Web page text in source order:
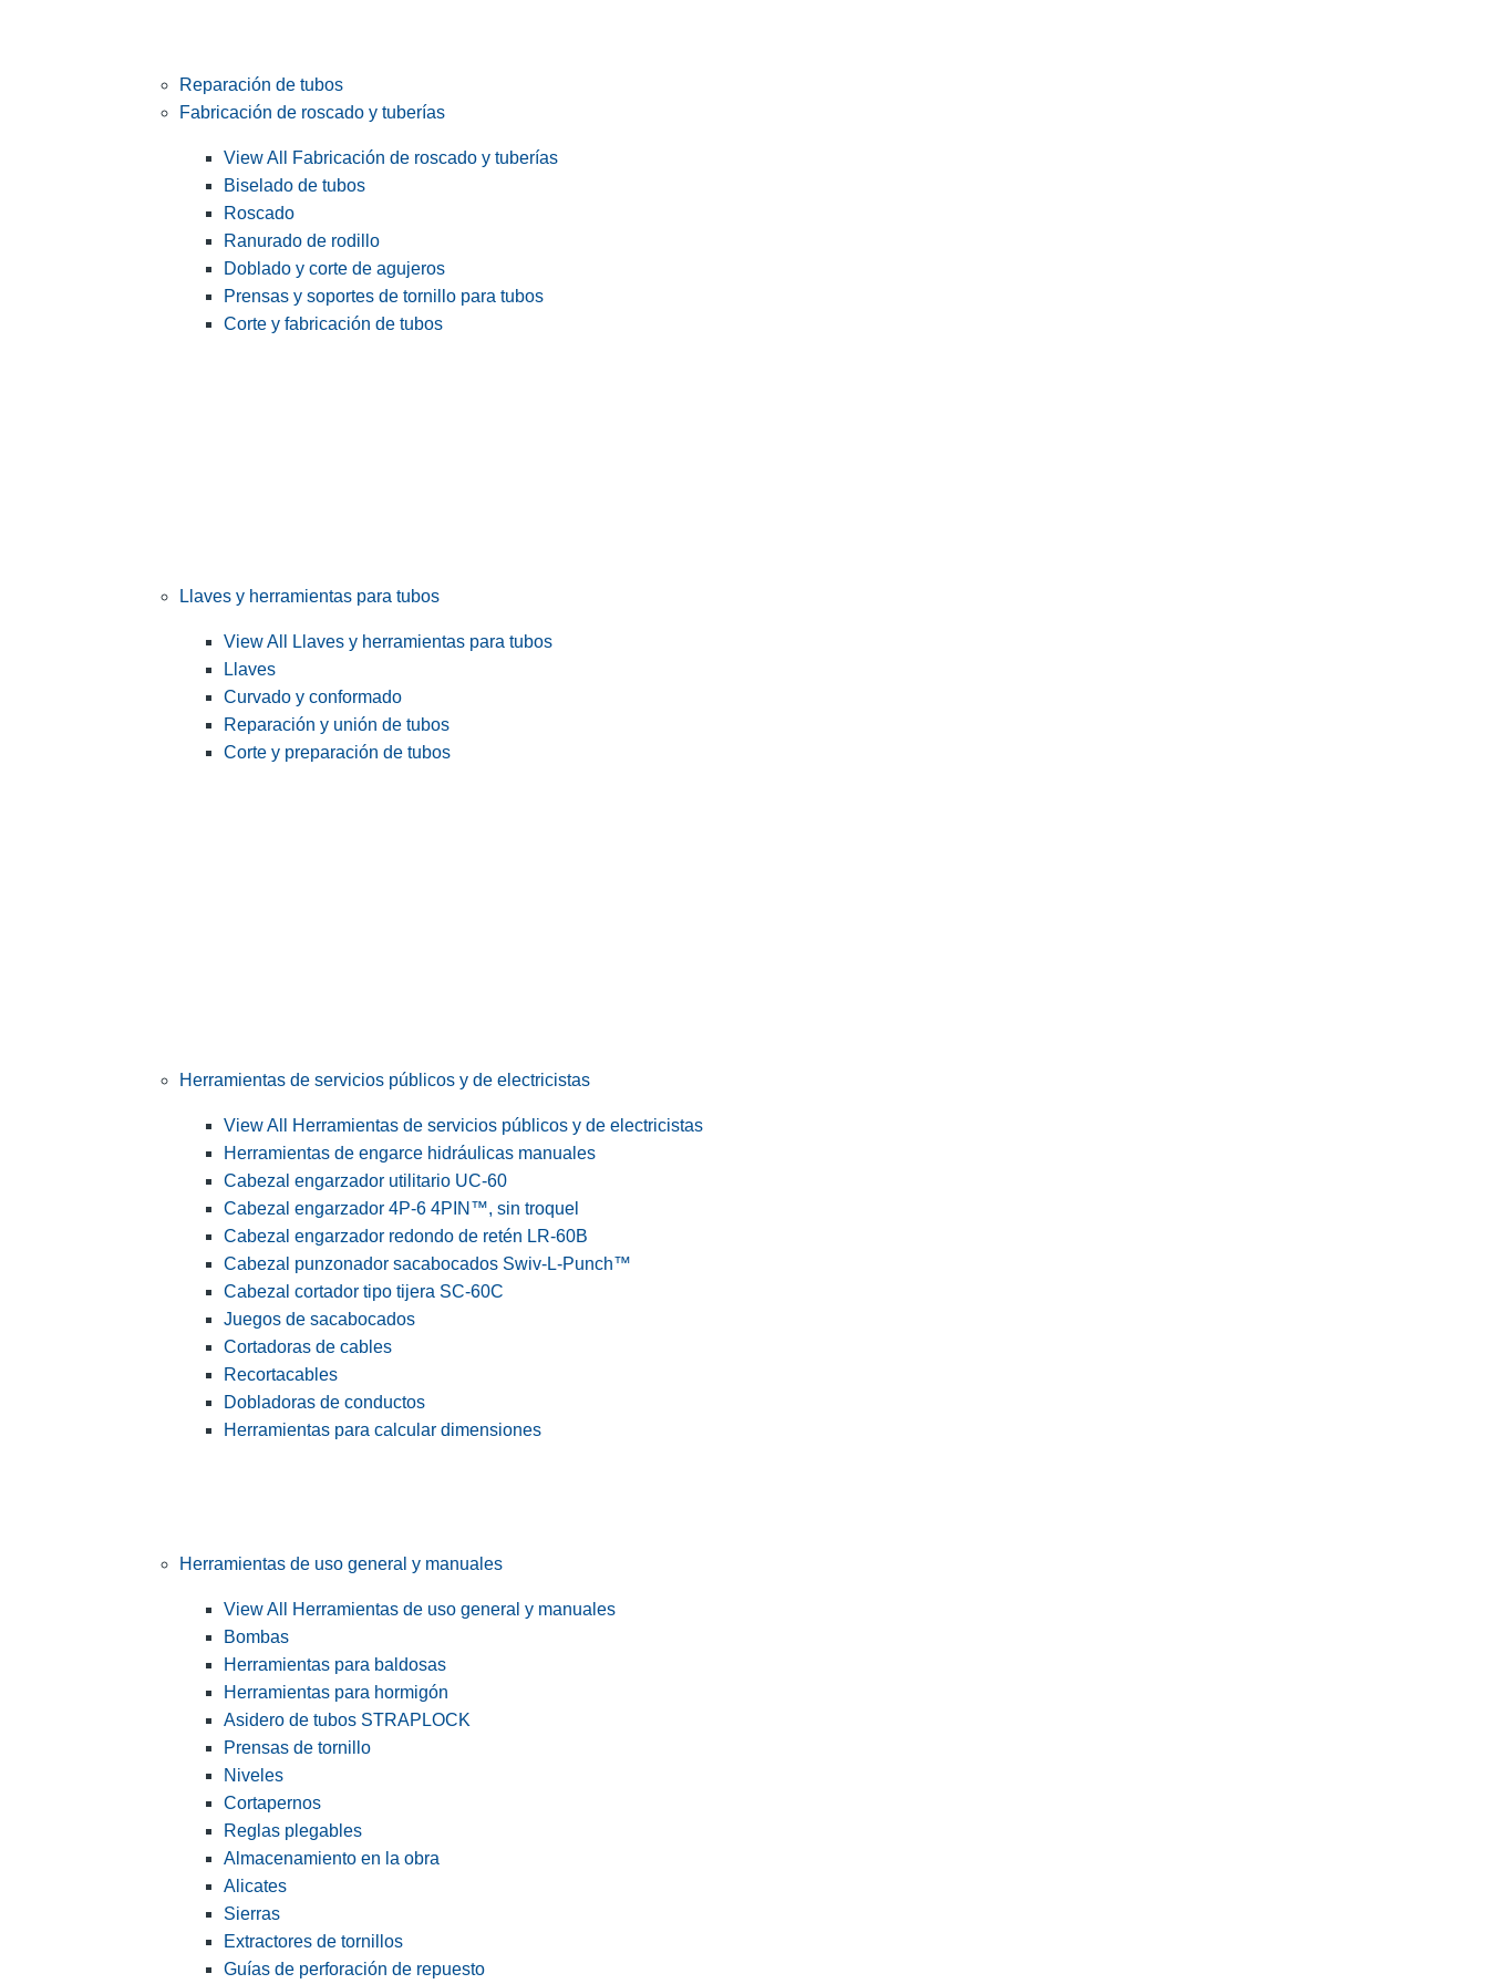
Reparación de tubos
Fabricación de roscado y tuberías
View All Fabricación de roscado y tuberías
Biselado de tubos
Roscado
Ranurado de rodillo
Doblado y corte de agujeros
Prensas y soportes de tornillo para tubos
Corte y fabricación de tubos
Llaves y herramientas para tubos
View All Llaves y herramientas para tubos
Llaves
Curvado y conformado
Reparación y unión de tubos
Corte y preparación de tubos
Herramientas de servicios públicos y de electricistas
View All Herramientas de servicios públicos y de electricistas
Herramientas de engarce hidráulicas manuales
Cabezal engarzador utilitario UC-60
Cabezal engarzador 4P-6 4PIN™, sin troquel
Cabezal engarzador redondo de retén LR-60B
Cabezal punzonador sacabocados Swiv-L-Punch™
Cabezal cortador tipo tijera SC-60C
Juegos de sacabocados
Cortadoras de cables
Recortacables
Dobladoras de conductos
Herramientas para calcular dimensiones
Herramientas de uso general y manuales
View All Herramientas de uso general y manuales
Bombas
Herramientas para baldosas
Herramientas para hormigón
Asidero de tubos STRAPLOCK
Prensas de tornillo
Niveles
Cortapernos
Reglas plegables
Almacenamiento en la obra
Alicates
Sierras
Extractores de tornillos
Guías de perforación de repuesto